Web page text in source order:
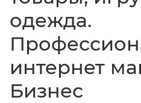
одежда.
интернет
Бизнес